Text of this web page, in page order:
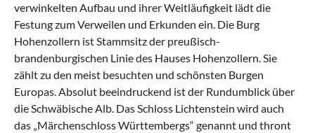
verwinkelten Aufbau und ihrer Weitläufigkeit lädt die
Festung zum Verweilen und Erkunden ein. Die Burg
Hohenzollern ist Stammsitz der preußisch-
brandenburgischen Linie des Hauses Hohenzollern. Sie
zählt zu den meist besuchten und schönsten Burgen
Europas. Absolut beeindruckend ist der Rundumblick über
die Schwäbische Alb. Das Schloss Lichtenstein wird auch
das „Märchenschloss Württembergs“ genannt und thront